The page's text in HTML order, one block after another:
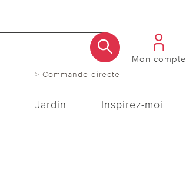
> Commande directe
Mon compte
Jardin Inspirez-moi